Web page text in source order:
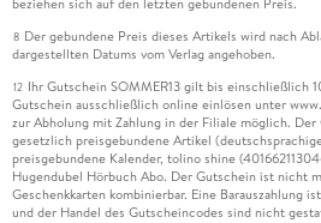
8 Der gebundene Preis dieses Artikels wird nach
dargestellten Datums vom Verlag angehoben.
12 Ihr Gutschein SOMMER13 gilt bis einschließlich
Gutschein ausschließlich online einlösen unter
zur Abholung mit Zahlung in der Filiale möglich.
gesetzlich preisgebundene Artikel
preisgebundene Kalender, tolino shine
Hugendubel Hörbuch Abo. Der Gutschein ist nicht
Geschenkkarten kombinierbar. Eine Barauszahlung
und der Handel des Gutscheincodes sind nicht